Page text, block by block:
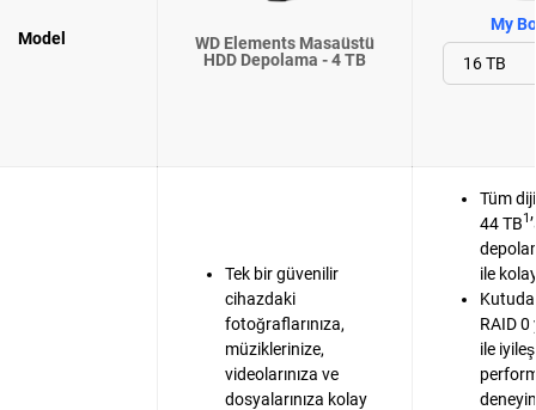
Model
WD Elements Masaüstü
HDD Depolama - 4 TB
My
Tek bir güvenilir
cihazdaki
fotoğraflarınıza,
müziklerinize,
videolarınıza ve
dosyalarınıza kolay
Tüm
44 TB1
ile
RAID 0
ile